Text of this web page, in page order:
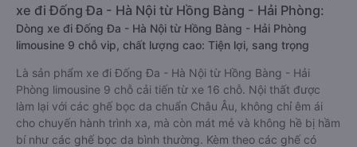
xe đi Đống Đa - Hà Nội từ Hồng Bàng - Hải Phòng:
Dòng xe đi Đống Đa - Hà Nội từ Hồng Bàng - Hải Phòng
limousine 9 chỗ vip, chất lượng cao: Tiện lợi, sang trọng
Là sản phẩm xe đi Đống Đa - Hà Nội từ Hồng Bàng - Hải
Phòng limousine 9 chỗ cải tiến từ xe 16 chỗ. Nội thất được
làm lại với các ghế bọc da chuẩn Châu Âu, không chỉ êm ái
cho chuyến hành trình xa, mà còn mát mẻ và không hề bị hầm
bí như các ghế bọc da bình thường. Kèm theo các ghế có